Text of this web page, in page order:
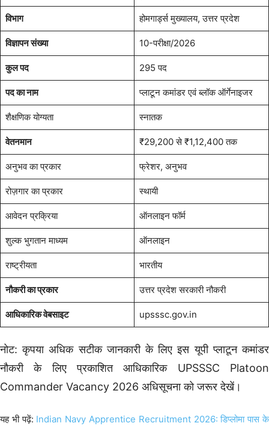
विभाग होमगार्ड्स मुख्यालय, उत्तर प्रदेश
विज्ञापन संख्या 10-परीक्षा/2026
कुल पद 295 पद
पद का नाम प्लाटून कमांडर एवं ब्लॉक ऑर्गेनाइजर
शैक्षणिक योग्यता स्नातक
वेतनमान ₹29,200 से ₹1,12,400 तक
अनुभव का प्रकार फ्रेशर, अनुभव
रोज़गार का प्रकार स्थायी
आवेदन प्रक्रिया ऑनलाइन फॉर्म
शुल्क भुगतान माध्यम ऑनलाइन
राष्ट्रीयता भारतीय
नौकरी का प्रकार उत्तर प्रदेश सरकारी नौकरी
आधिकारिक वेबसाइट upsssc.gov.in
नोट: कृपया अधिक सटीक जानकारी के लिए इस यूपी प्लाटून कमांडर
नौकरी के लिए प्रकाशित आधिकारिक UPSSSC Platoon
Commander Vacancy 2026 अधिसूचना को जरूर देखें।
यह भी पढ़ें: Indian Navy Apprentice Recruitment 2026: डिप्लोमा पास के